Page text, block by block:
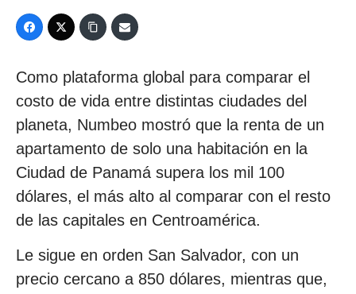
Como plataforma global para comparar el
costo de vida entre distintas ciudades del
planeta, Numbeo mostró que la renta de un
apartamento de solo una habitación en la
Ciudad de Panamá supera los mil 100
dólares, el más alto al comparar con el resto
de las capitales en Centroamérica.
Le sigue en orden San Salvador, con un
precio cercano a 850 dólares, mientras que,